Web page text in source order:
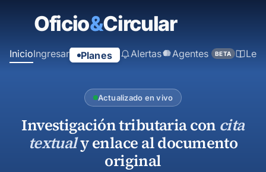
principal
InicioIngresar Planes Alertas Agentes BETA
Actualizado en vivo
Investigación tributaria con cita
textualy enlace al documento
original